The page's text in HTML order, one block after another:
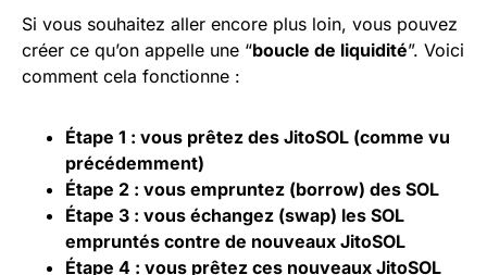
Si vous souhaitez aller encore plus loin, vous pouvez
créer ce qu’on appelle une “boucle de liquidité”. Voici
comment cela fonctionne :
Étape 1 : vous prêtez des JitoSOL (comme vu
précédemment)
Étape 2 : vous empruntez (borrow) des SOL
Étape 3 : vous échangez (swap) les SOL
empruntés contre de nouveaux JitoSOL
Étape 4 : vous prêtez ces nouveaux JitoSOL